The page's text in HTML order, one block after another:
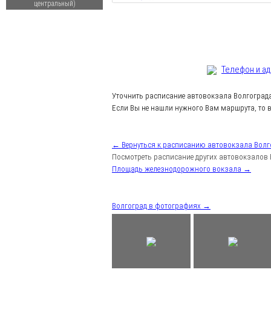
центральный)
Телефон и
Уточнить расписание автовокзала
Если Вы не нашли нужного Вам маршрута, то
← Вернуться к расписанию автовокзала
Посмотреть расписание других автовокзалов
Площадь железнодорожного вокзала →
Волгоград в фотографиях →